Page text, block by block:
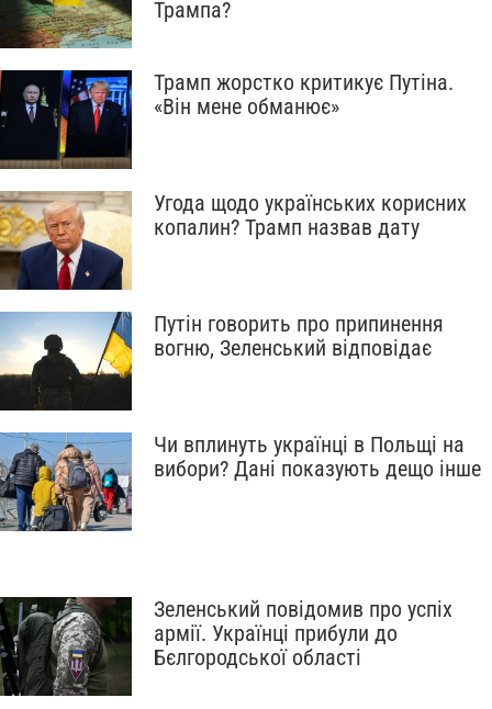
Трампа?
Трамп жорстко критикує Путіна.
«Він мене обманює»
Угода щодо українських корисних
копалин? Трамп назвав дату
Путін говорить про припинення
вогню, Зеленський відповідає
Чи вплинуть українці в Польщі на
вибори? Дані показують дещо інше
Зеленський повідомив про успіх
армії. Українці прибули до
Бєлгородської області